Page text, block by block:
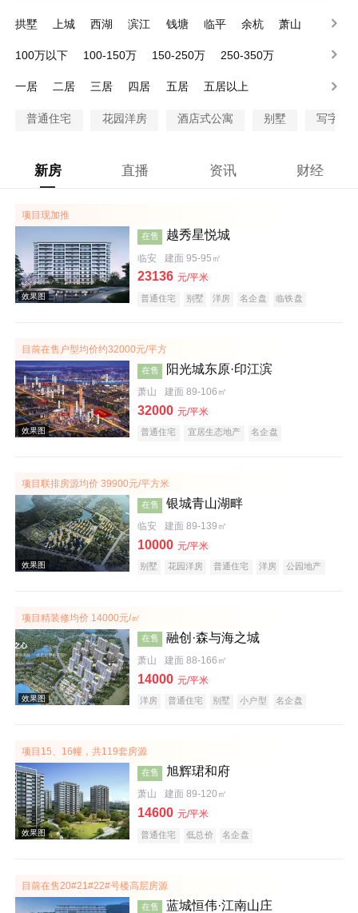
拱墅 上城 西湖 滨江 钱塘 临平 余杭
萧山
100万以下
100-150万 150-250万
250-350万
一居
二居 三居 四居 五居 五居以上
普通住宅 花园洋房 酒店式公寓 别墅 写字楼
新房 直播 资讯 财经
项目现加推
效果图
在售 越秀星悦城
临安 建面 95-95㎡
23136 元/平米
普通住宅 别墅 洋房 名企盘 临铁盘
目前在售户型均价约32000元/平方
效果图
在售 阳光城东原·印江滨
萧山 建面 89-106㎡
32000 元/平米
普通住宅 宜居生态地产 名企盘
项目联排房源均价 39900元/平方米
在售 银城青山湖畔
临安 建面 89-139㎡
10000 元/平米
别墅 花园洋房 普通住宅 洋房
公园地产
项目精装修均价 14000元/㎡
在售 融创·森与海之城
萧山 建面 88-166㎡
14000 元/平米
洋房 普通住宅 别墅 小户型
名企盘
项目15、16幢，共119套房源
在售 旭辉珺和府
萧山 建面 89-120㎡
14600 元/平米
普通住宅 低总价 名企盘
目前在售20#21#22#号楼高层房源
在售 蓝城恒伟·江南山庄